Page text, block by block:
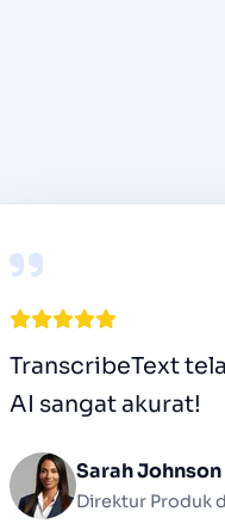
Sebagai
satu klik membuat
Michael Chen
Pembawa Acara